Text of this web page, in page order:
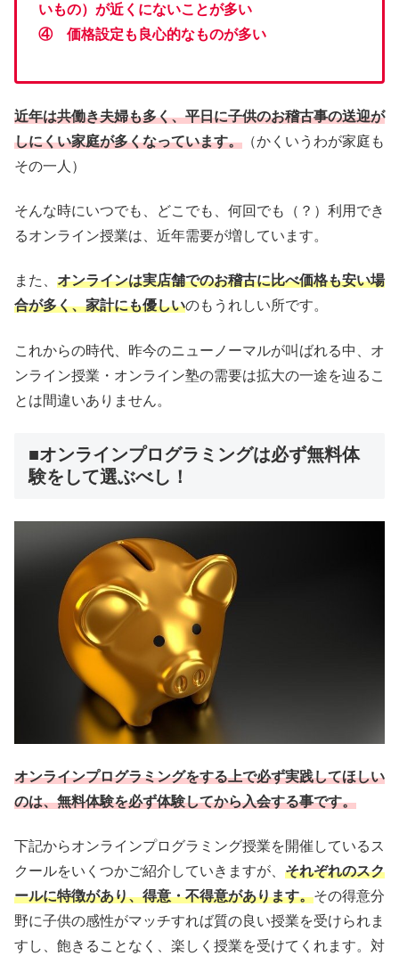
いもの）が近くにないことが多い
④ 価格設定も良心的なものが多い
近年は共働き夫婦も多く、平日に子供のお稽古事の送迎が
しにくい家庭が多くなっています。 （かくいうわが家庭も
その一人）
そんな時にいつでも、どこでも、何回でも（？）利用でき
るオンライン授業は、近年需要が増しています。
また、 オンラインは実店舗でのお稽古に比べ価格も安い場
合が多く、家計にも優しいのもうれしい所です。
これからの時代、昨今のニューノーマルが叫ばれる中、オ
ンライン授業・オンライン塾の需要は拡大の一途を辿るこ
とは間違いありません。
■オンラインプログラミングは必ず無料体
験をして選ぶべし！
オンラインプログラミングをする上で必ず実践してほしい
のは、無料体験を必ず体験してから入会する事です。
下記からオンラインプログラミング授業を開催しているス
クールをいくつかご紹介していきますが、 それぞれのスク
ールに特徴があり、得意・不得意があります。その得意分
野に子供の感性がマッチすれば質の良い授業を受けられま
すし、飽きることなく、楽しく授業を受けてくれます。対